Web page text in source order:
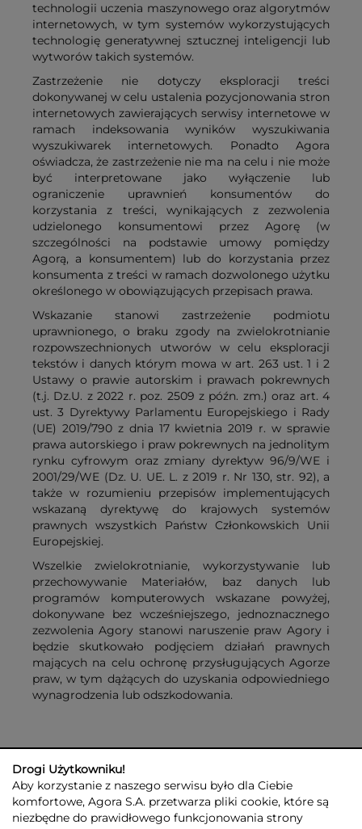
technologii uczenia maszynowego oraz algorytmów
internetowych, w tym systemów wykorzystujących
technologię generatywnej sztucznej inteligencji lub
wytworów takich systemów.
Zastrzeżenie nie dotyczy eksploracji treści
dokonywanej w celu ustalenia pozycjonowania stron
internetowych zawierających serwisy internetowe w
ramach indeksowania wyników wyszukiwania
wyszukiwarek internetowych. Ponadto Agora
oświadcza, że zastrzeżenie nie ma na celu i nie może
być interpretowane jako wyłączenie lub
ograniczenie uprawnień konsumentów do
korzystania z treści, wynikających z zezwolenia
udzielonego konsumentowi przez Agorę (w
szczególności na podstawie umowy pomiędzy
Agorą, a konsumentem) lub do korzystania przez
konsumenta z treści w ramach dozwolonego użytku
określonego w obowiązujących przepisach prawa.
Wskazanie stanowi zastrzeżenie podmiotu
uprawnionego, o braku zgody na zwielokrotnianie
rozpowszechnionych utworów w celu eksploracji
tekstów i danych którym mowa w art. 263 ust. 1 i 2
Ustawy o prawie autorskim i prawach pokrewnych
(t.j. Dz.U. z 2022 r. poz. 2509 z późn. zm.) oraz art. 4
ust. 3 Dyrektywy Parlamentu Europejskiego i Rady
(UE) 2019/790 z dnia 17 kwietnia 2019 r. w sprawie
prawa autorskiego i praw pokrewnych na jednolitym
rynku cyfrowym oraz zmiany dyrektyw 96/9/WE i
2001/29/WE (Dz. U. UE. L. z 2019 r. Nr 130, str. 92), a
także w rozumieniu przepisów implementujących
wskazaną dyrektywę do krajowych systemów
prawnych wszystkich Państw Członkowskich Unii
Europejskiej.
Wszelkie zwielokrotnianie, wykorzystywanie lub
przechowywanie Materiałów, baz danych lub
programów komputerowych wskazane powyżej,
dokonywane bez wcześniejszego, jednoznacznego
zezwolenia Agory stanowi naruszenie praw Agory i
będzie skutkowało podjęciem działań prawnych
mających na celu ochronę przysługujących Agorze
praw, w tym dążących do uzyskania odpowiedniego
wynagrodzenia lub odszkodowania.
Drogi Użytkowniku!
Aby korzystanie z naszego serwisu było dla Ciebie
komfortowe, Agora S.A. przetwarza pliki cookie, które są
niezbędne do prawidłowego funkcjonowania strony